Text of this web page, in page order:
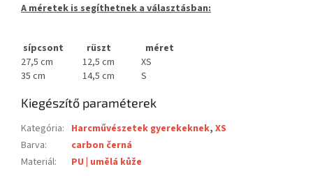
A méretek is segíthetnek a választásban:
sípcsont rüszt
méret
27,5 cm
12,5 cm
XS
35 cm
14,5 cm S
Kiegészítő paraméterek
Kategória: Harcművészetek gyerekeknek, XS
Barva:
carbon černá
Materiál: PU | umělá kůže